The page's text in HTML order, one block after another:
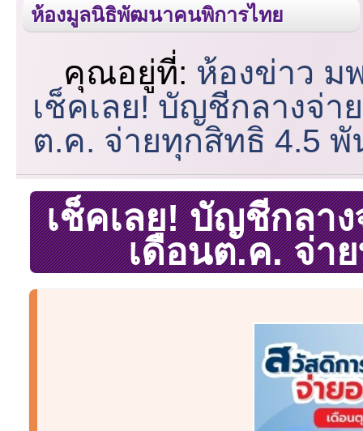
ห้องมูลนิธิพัฒนาคนพิการไทย
คุณอยู่ที่: ห้องข่าว ม
เช็คเลย! บัญชีกลางจ่า
ต.ค. จ่ายทุกสิทธิ 4.5
เช็คเลย! บัญชีกลา
เดือนต.ค. จ่า